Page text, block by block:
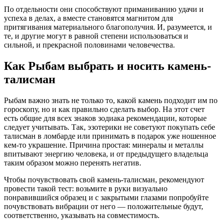
По отдельности они способствуют приманиванию удачи и
успеха в делах, а вместе становятся магнитом для
притягивания материального благополучия. И, разумеется, и
те, и другие могут в равной степени использоваться и
сильной, и прекрасной половинами человечества.
Как Рыбам выбрать и носить камень-
талисман
Рыбам важно знать не только то, какой камень подходит им по
гороскопу, но и как правильно сделать выбор. На этот счет
есть общие для всех знаков зодиака рекомендации, которые
следует учитывать. Так, эзотерики не советуют покупать себе
талисман в ломбарде или принимать в подарок уже ношенное
кем-то украшение. Причина простая: минералы и металлы
впитывают энергию человека, и от предыдущего владельца
таким образом можно перенять негатив.
Чтобы почувствовать свой камень-талисман, рекомендуют
провести такой тест: возьмите в руки визуально
понравившийся образец и с закрытыми глазами попробуйте
почувствовать вибрации от него — положительные будут,
соответственно, указывать на совместимость.